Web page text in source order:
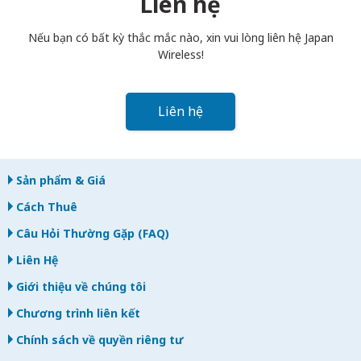
bạn trả muộn, bạn sẽ bị tính phí.
Nếu bạn có bất kỳ thắc mắc nào, xin vui lòng liên hệ Japan
Wireless!
Liên hệ
Sản phẩm & Giá
Cách Thuê
Câu Hỏi Thường Gặp (FAQ)
Liên Hệ
Giới thiệu về chúng tôi
Chương trình liên kết
Chính sách về quyền riêng tư